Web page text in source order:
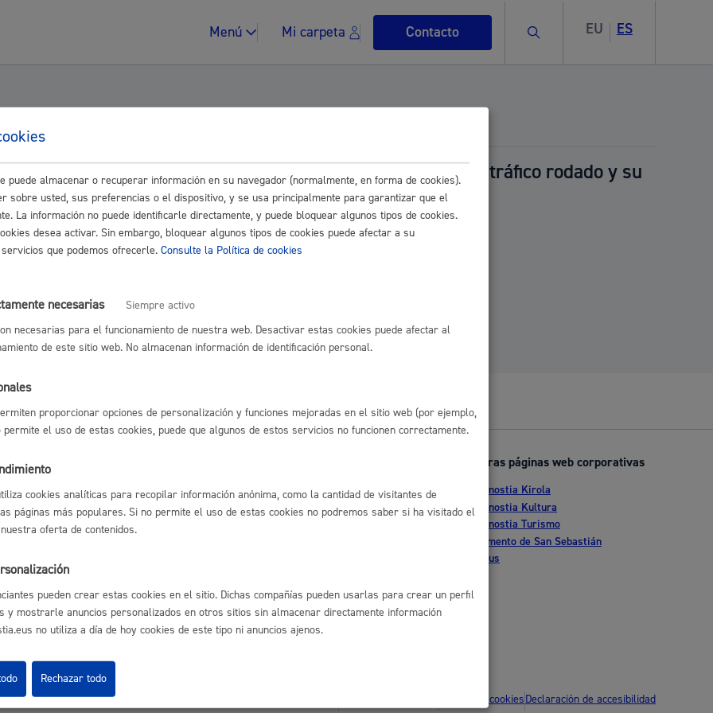
Menú Mi carpeta Contacto Buscar EU ES
Impuestos y multas
Elkarrekin Donostia, en relación con la velocidad del tráfico rodado y su
de Loiola.
Ofertas de empleo
Perfil del contratante
Otras páginas web corporativas
Donostia Kirola
Donostia Kultura
Donostia Turismo
Fomento de San Sebastián
Dbus
Ijentea 1,
Política de cookiesDeclaración de accesibilidad
puede almacenar o recuperar información en su navegador (normalmente, en forma de cookies).
sobre usted, sus preferencias o el dispositivo, y se usa principalmente para garantizar que el
La información no puede identificarle directamente, y puede bloquear algunos tipos de cookies.
desea activar. Sin embargo, bloquear algunos tipos de cookies puede afectar a su
que podemos ofrecerle. Consulte la Política de cookies
necesarias
Siempre activo
necesarias para el funcionamiento de nuestra web. Desactivar estas cookies puede afectar al
de este sitio web. No almacenan información de identificación personal.
proporcionar opciones de personalización y funciones mejoradas en el sitio web (por ejemplo,
permite el uso de estas cookies, puede que algunos de estos servicios no funcionen correctamente.
cookies analíticas para recopilar información anónima, como la cantidad de visitantes de
páginas más populares. Si no permite el uso de estas cookies no podremos saber si ha visitado el
oferta de contenidos.
pueden crear estas cookies en el sitio. Dichas compañías pueden usarlas para crear un perfil
y mostrarle anuncios personalizados en otros sitios sin almacenar directamente información
no utiliza a día de hoy cookies de este tipo ni anuncios ajenos.
Rechazar todo